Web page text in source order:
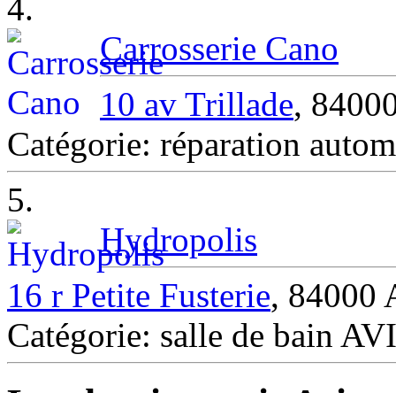
4.
Carrosserie Cano
10 av Trillade,
Catégorie: réparation
5.
Hydropolis
16 r Petite Fusterie, 84000
Catégorie: salle de bain